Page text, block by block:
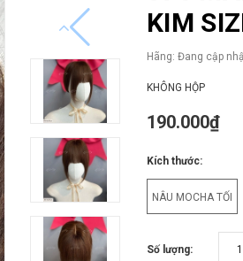
KIM
Hãng: Đang cập
KHÔNG HỘP
190.000₫
Kích thước:
NÂU MOCHA TỐI
Số lượng: